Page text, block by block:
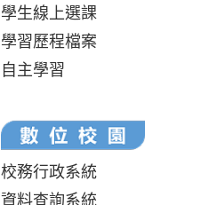
學生線上選課
學習歷程檔案
自主學習
校務行政系統
資料查詢系統